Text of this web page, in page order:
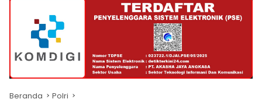
Beranda Polri